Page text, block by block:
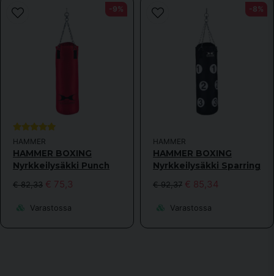
HAMMER
HAMMER BOXING
Nyrkkeilysäkki Punch
€ 82,33 € 75,3
Varastossa
-9%
HAMMER
HAMMER BOXING
Nyrkkeilysäkki Sparring
€ 92,37 € 85,34
Varastossa
-8%